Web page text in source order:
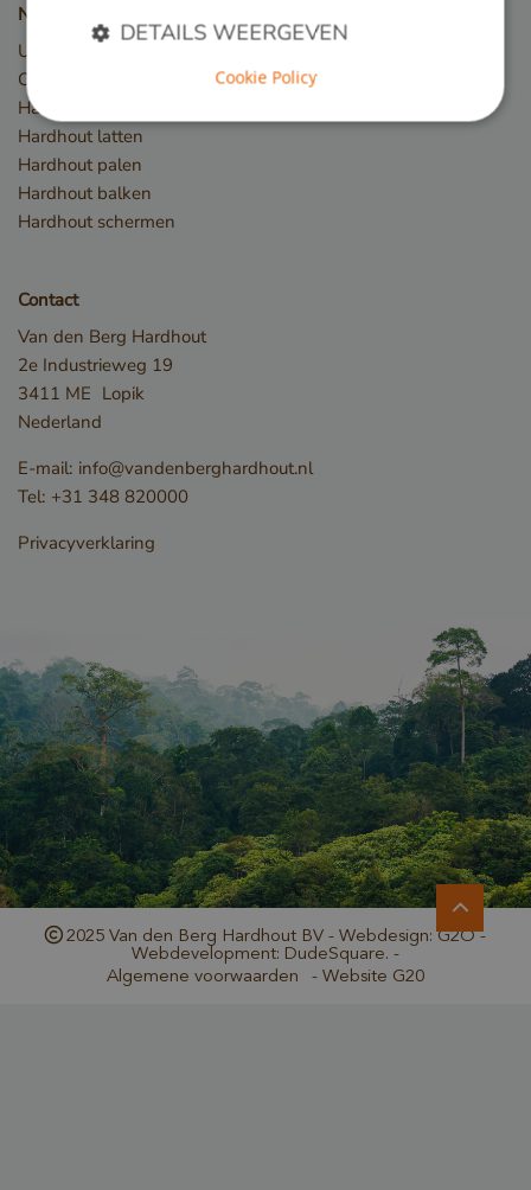
Nieuw hout
Upcycled Wood
Constructiehout
Hardhout planken
Hardhout latten
Hardhout palen
Hardhout balken
Hardhout schermen
Contact
Van den Berg Hardhout
2e Industrieweg 19
3411 ME Lopik
Nederland
E-mail: info@vandenberghardhout.nl
Tel: +31 348 820000
Privacyverklaring
2025 Van den Berg Hardhout BV - Webdesign: G2O -
Webdevelopment: DudeSquare. -
Algemene voorwaarden
- Website G20
DETAILS WEERGEVEN
Strikt noodzakelijk
kernfunctionaliteiten van de website mogelijk, zoals
__cf_bm
_GRECAPTCHA
www.google.com
_csrf
Cookie Policy